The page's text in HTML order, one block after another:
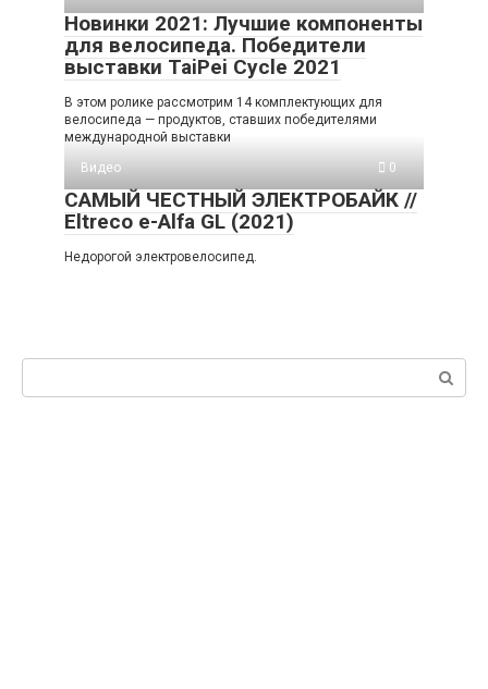
Новинки 2021: Лучшие компоненты
для велосипеда. Победители
выставки TaiPei Cycle 2021
В этом ролике рассмотрим 14 комплектующих для
велосипеда — продуктов, ставших победителями
международной выставки
Видео
0
САМЫЙ ЧЕСТНЫЙ ЭЛЕКТРОБАЙК //
Eltreco e-Alfa GL (2021)
Недорогой электровелосипед.